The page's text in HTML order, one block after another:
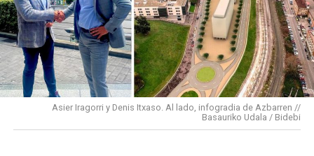
conectado y pensado para todas las personas.
En cuanto a nuestras áreas, estos tres años han dado
para mucho. En Medio Ambiente destacaría el
impulso para la creación de huertos urbanos,la
elaboración del Plan General de Actuación Energética,
el Plan de Acción contra el Ruido y la instalación de
Asier Iragorri y Denis Itxaso. Al lado, infogradia de Azbarren //
Basauriko Udala / Bidebi